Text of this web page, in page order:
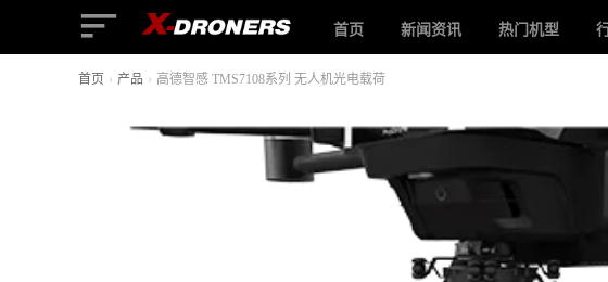
首页 新闻资讯 热门机型
首页 › 产品 › 高德智感 TMS7108系列 无人机光电载荷